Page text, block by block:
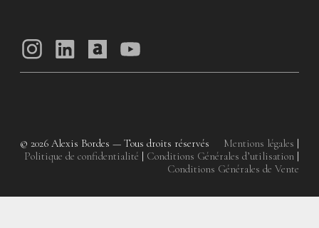
© 2026 Alexis Bordes — Tous droits réservés Mentions légales |
Politique de confidentialité | Conditions Générales d’utilisation |
Conditions Générales de Vente